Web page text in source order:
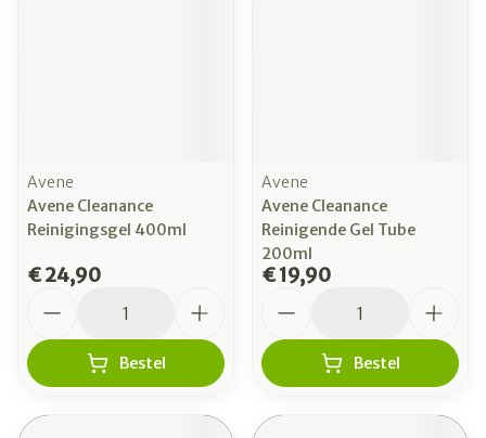
Avene
Avene Cleanance
Reinigingsgel 400ml
€ 24,90
Bestel
Avene
Avene Cleanance
Reinigende Gel Tube
200ml
€ 19,90
Bestel